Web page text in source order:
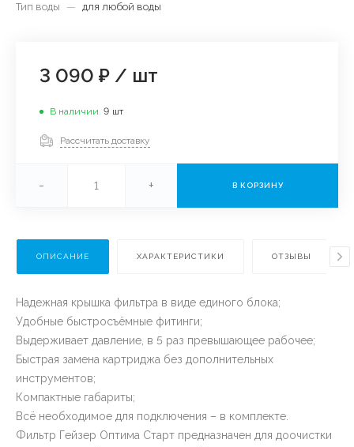
Тип воды
— для любой воды
3 090 ₽ / шт
В наличии 9 шт
Рассчитать доставку
- + В КОРЗИНУ
ОПИСАНИЕ ХАРАКТЕРИСТИКИ ОТЗЫВЫ
Надежная крышка фильтра в виде единого блока;
Удобные быстросъёмные фитинги;
Выдерживает давление, в 5 раз превышающее рабочее;
Быстрая замена картриджа без дополнительных
инструментов;
Компактные габариты;
Всё необходимое для подключения – в комплекте.
Фильтр Гейзер Оптима Старт предназначен для доочистки